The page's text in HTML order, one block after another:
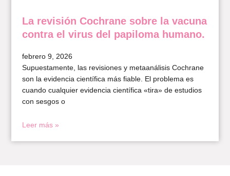
La revisión Cochrane sobre la vacuna
contra el virus del papiloma humano.
febrero 9, 2026
Supuestamente, las revisiones y metaanálisis Cochrane
son la evidencia científica más fiable. El problema es
cuando cualquier evidencia científica «tira» de estudios
con sesgos o
Leer más »